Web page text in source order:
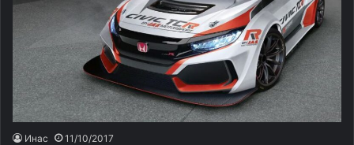
Инас 11/10/2017